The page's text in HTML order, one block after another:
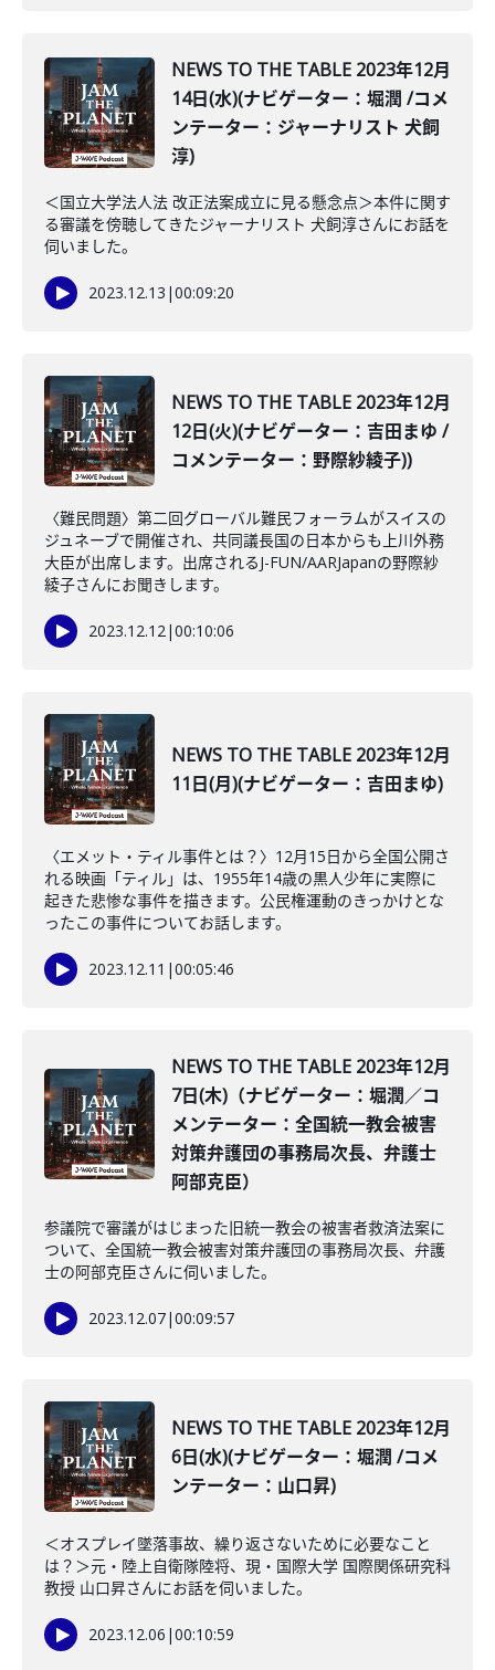
NEWS TO THE TABLE 2023年12月
14日(水)(ナビゲーター：堀潤 /コメ
ンテーター：ジャーナリスト 犬飼
淳)
＜国立大学法人法 改正法案成立に見る懸念点＞本件に関す
る審議を傍聴してきたジャーナリスト 犬飼淳さんにお話を
伺いました。
2023.12.13 |00:09:20
NEWS TO THE TABLE 2023年12月
12日(火)(ナビゲーター：吉田まゆ /
コメンテーター：野際紗綾子))
〈難民問題〉第二回グローバル難民フォーラムがスイスの
ジュネーブで開催され、共同議長国の日本からも上川外務
大臣が出席します。出席されるJ-FUN/AARJapanの野際紗
綾子さんにお聞きします。
2023.12.12|00:10:06
NEWS TO THE TABLE 2023年12月
11日(月)(ナビゲーター：吉田まゆ)
〈エメット・ティル事件とは？〉12月15日から全国公開さ
れる映画「ティル」は、1955年14歳の黒人少年に実際に
起きた悲惨な事件を描きます。公民権運動のきっかけとな
ったこの事件についてお話します。
2023.12.11 |00:05:46
NEWS TO THE TABLE 2023年12月
7日(木)（ナビゲーター：堀潤／コ
メンテーター：全国統一教会被害
対策弁護団の事務局次長、弁護士
阿部克臣）
参議院で審議がはじまった旧統一教会の被害者救済法案に
ついて、全国統一教会被害対策弁護団の事務局次長、弁護
士の阿部克臣さんに伺いました。
2023.12.07|00:09:57
NEWS TO THE TABLE 2023年12月
6日(水)(ナビゲーター：堀潤 /コメ
ンテーター：山口昇)
＜オスプレイ墜落事故、繰り返さないために必要なこと
は？＞元・陸上自衛隊陸将、現・国際大学 国際関係研究科
教授 山口昇さんにお話を伺いました。
2023.12.06 |00:10:59